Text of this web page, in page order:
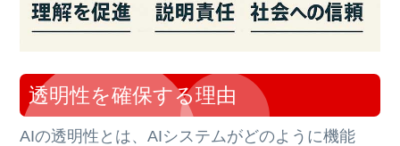
透明性を確保する理由
AIの透明性とは、AIシステムがどのように機能